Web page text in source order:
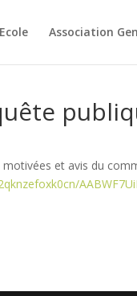
Ecole Association
et avis du